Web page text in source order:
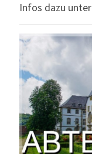
Infos dazu unter